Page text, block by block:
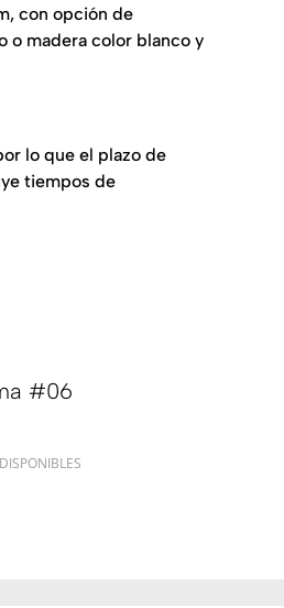
con opción de
o madera color blanco y
lo que el plazo de
tiempos de
#06